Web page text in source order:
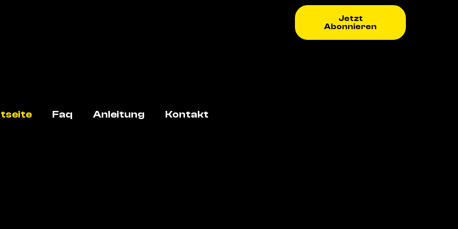
Faq Anleitung Kontakt
Jetzt
Abonnieren